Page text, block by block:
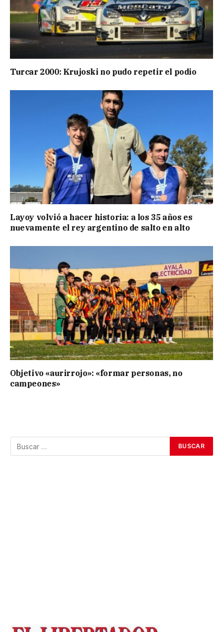
Turcar 2000: Krujoski no pudo repetir el podio
Layoy volvió a hacer historia: a los 35 años es
nuevamente el rey argentino de salto en alto
Objetivo «aurirrojo»: «formar personas, no
campeones»